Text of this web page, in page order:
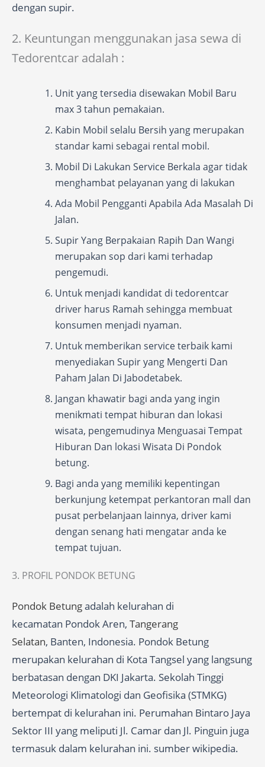
dengan supir.
2. Keuntungan menggunakan jasa sewa di
Tedorentcar adalah :
Unit yang tersedia disewakan Mobil Baru
max 3 tahun pemakaian.
Kabin Mobil selalu Bersih yang merupakan
standar kami sebagai rental mobil.
Mobil Di Lakukan Service Berkala agar tidak
menghambat pelayanan yang di lakukan
Ada Mobil Pengganti Apabila Ada Masalah Di
Jalan.
Supir Yang Berpakaian Rapih Dan Wangi
merupakan sop dari kami terhadap
pengemudi.
Untuk menjadi kandidat di tedorentcar
driver harus Ramah sehingga membuat
konsumen menjadi nyaman.
Untuk memberikan service terbaik kami
menyediakan Supir yang Mengerti Dan
Paham Jalan Di Jabodetabek.
Jangan khawatir bagi anda yang ingin
menikmati tempat hiburan dan lokasi
wisata, pengemudinya Menguasai Tempat
Hiburan Dan lokasi Wisata Di Pondok
betung.
Bagi anda yang memiliki kepentingan
berkunjung ketempat perkantoran mall dan
pusat perbelanjaan lainnya, driver kami
dengan senang hati mengatar anda ke
tempat tujuan.
3. PROFIL PONDOK BETUNG
Pondok Betungadalah kelurahan di
kecamatan Pondok Aren, Tangerang
Selatan, Banten, Indonesia. Pondok Betung
merupakan kelurahan di Kota Tangsel yang langsung
berbatasan dengan DKI Jakarta. Sekolah Tinggi
Meteorologi Klimatologi dan Geofisika (STMKG)
bertempat di kelurahan ini. Perumahan Bintaro Jaya
Sektor III yang meliputi Jl. Camar dan Jl. Pinguin juga
termasuk dalam kelurahan ini. sumber wikipedia.